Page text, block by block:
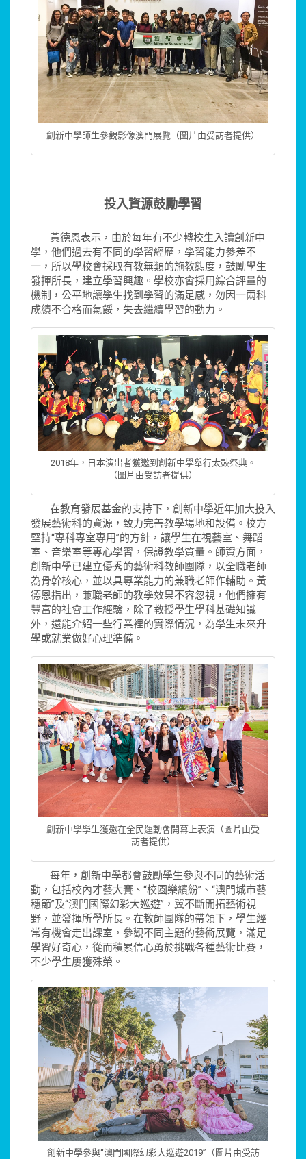
創新中學師生參觀影像澳門展覽（圖片由受訪者提供）
投入資源鼓勵學習
黃德恩表示，由於每年有不少轉校生入讀創新中
學，他們過去有不同的學習經歷，學習能力參差不
一，所以學校會採取有教無類的施教態度，鼓勵學生
發揮所長，建立學習興趣。學校亦會採用綜合評量的
機制，公平地讓學生找到學習的滿足感，勿因一兩科
成績不合格而氣餒，失去繼續學習的動力。
2018年，日本演出者獲邀到創新中學舉行太鼓祭典。
（圖片由受訪者提供）
在教育發展基金的支持下，創新中學近年加大投入
發展藝術科的資源，致力完善教學場地和設備。校方
堅持“專科專室專用”的方針，讓學生在視藝室、舞蹈
室、音樂室等專心學習，保證教學質量。師資方面，
創新中學已建立優秀的藝術科教師團隊，以全職老師
為骨幹核心，並以具專業能力的兼職老師作輔助。黃
德恩指出，兼職老師的教學效果不容忽視，他們擁有
豐富的社會工作經驗，除了教授學生學科基礎知識
外，還能介紹一些行業裡的實際情況，為學生未來升
學或就業做好心理準備。
創新中學學生獲邀在全民運動會開幕上表演（圖片由受
訪者提供）
每年，創新中學都會鼓勵學生參與不同的藝術活
動，包括校內才藝大賽、“校園樂繽紛”、“澳門城市藝
穗節”及“澳門國際幻彩大巡遊”，冀不斷開拓藝術視
野，並發揮所學所長。在教師團隊的帶領下，學生經
常有機會走出課室，參觀不同主題的藝術展覽，滿足
學習好奇心，從而積累信心勇於挑戰各種藝術比賽，
不少學生屢獲殊榮。
創新中學參與“澳門國際幻彩大巡遊2019”（圖片由受訪